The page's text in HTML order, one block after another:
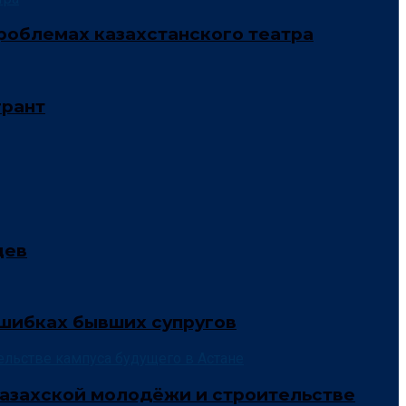
казахстанского театра
бывших супругов
молодёжи и строительстве